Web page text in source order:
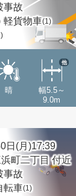
事故
軽貨物車(1)
晴
幅5.5～
9.0m
他
日(月)17:39
町二丁目 付近
事故
転車(1)